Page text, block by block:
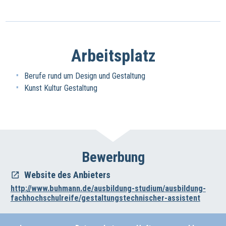
Arbeitsplatz
Berufe rund um Design und Gestaltung
Kunst Kultur Gestaltung
Bewerbung
Website des Anbieters
http://www.buhmann.de/ausbildung-studium/ausbildung-
fachhochschulreife/gestaltungstechnischer-assistent